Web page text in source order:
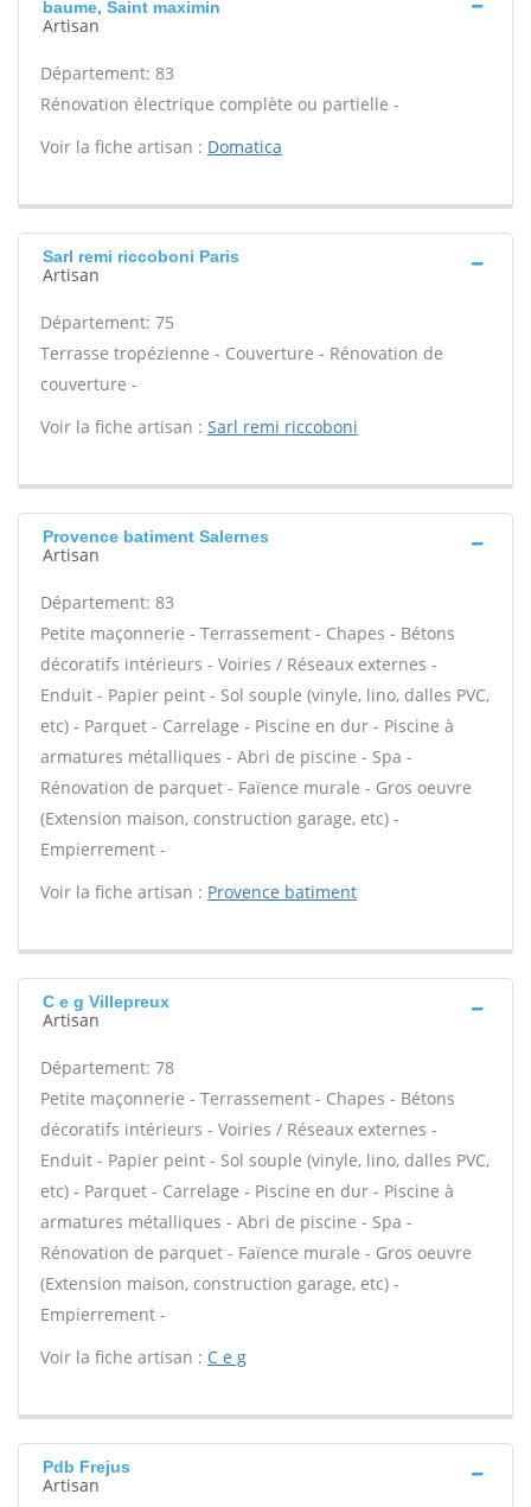
baume, Saint maximin
Artisan
Département: 83
Rénovation électrique complète ou partielle -
Voir la fiche artisan : Domatica
Sarl remi riccoboni Paris
Artisan
Département: 75
Terrasse tropézienne - Couverture - Rénovation de
couverture -
Voir la fiche artisan : Sarl remi riccoboni
Provence batiment Salernes
Artisan
Département: 83
Petite maçonnerie - Terrassement - Chapes - Bétons
décoratifs intérieurs - Voiries / Réseaux externes -
Enduit - Papier peint - Sol souple (vinyle, lino, dalles PVC,
etc) - Parquet - Carrelage - Piscine en dur - Piscine à
armatures métalliques - Abri de piscine - Spa -
Rénovation de parquet - Faïence murale - Gros oeuvre
(Extension maison, construction garage, etc) -
Empierrement -
Voir la fiche artisan : Provence batiment
C e g Villepreux
Artisan
Département: 78
Petite maçonnerie - Terrassement - Chapes - Bétons
décoratifs intérieurs - Voiries / Réseaux externes -
Enduit - Papier peint - Sol souple (vinyle, lino, dalles PVC,
etc) - Parquet - Carrelage - Piscine en dur - Piscine à
armatures métalliques - Abri de piscine - Spa -
Rénovation de parquet - Faïence murale - Gros oeuvre
(Extension maison, construction garage, etc) -
Empierrement -
Voir la fiche artisan : C e g
Pdb Frejus
Artisan